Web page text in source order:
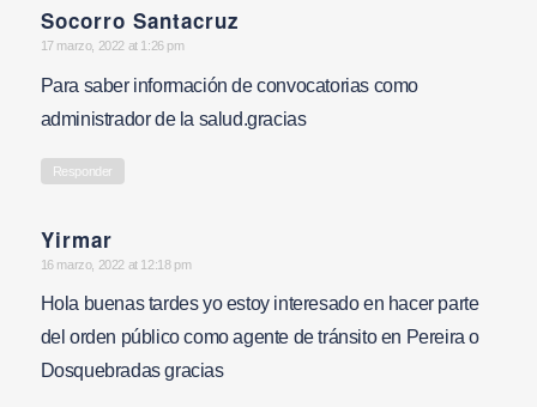
Socorro Santacruz
says:
17 marzo, 2022 at 1:26 pm
Para saber información de convocatorias como
administrador de la salud.gracias
Responder
Yirmar
says:
16 marzo, 2022 at 12:18 pm
Hola buenas tardes yo estoy interesado en hacer parte
del orden público como agente de tránsito en Pereira o
Dosquebradas gracias